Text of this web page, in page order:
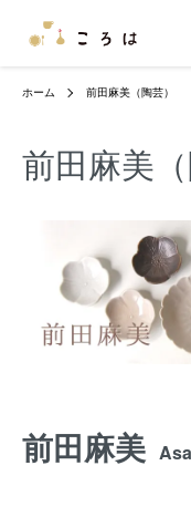
ホーム 前田麻美（陶芸）
前田麻美（
前田麻美